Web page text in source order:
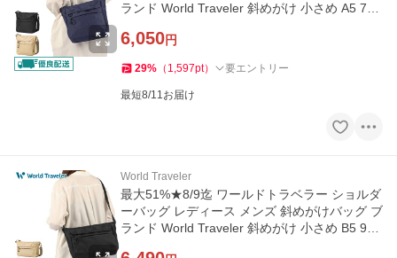
ランド World Traveler 斜めがけ 小さめ A5 7L
6,050円
29% （ 1,597pt） 要エントリー
最短8/11お届け
World Traveler
最大51%★8/9迄 ワールドトラベラー ショルダ
ーバッグ レディース メンズ 斜めがけバッグ ブ
ランド World Traveler 斜めがけ 小さめ B5 9L